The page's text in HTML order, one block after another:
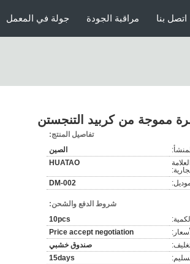
جولة في المعمل مراقبة الجودة اتصل بنا
مموجة من كربيد التنجستن
تفاصيل المنتج:
الصين
HUATAO
DM-002
شروط الدفع والشحن:
10pcs
Price accept negotiation
صندوق خشبي
15days